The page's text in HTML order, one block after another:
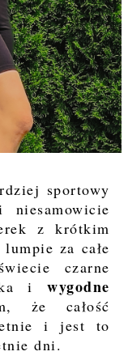
sportowy
z krótkim
za całe
czarne
iwygodne
że całość
i jest to
dni.